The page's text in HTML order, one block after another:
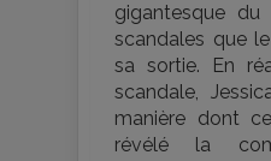
gigantesque du
scandales que
sa sortie. En
scandale,
manière dont
révélé la